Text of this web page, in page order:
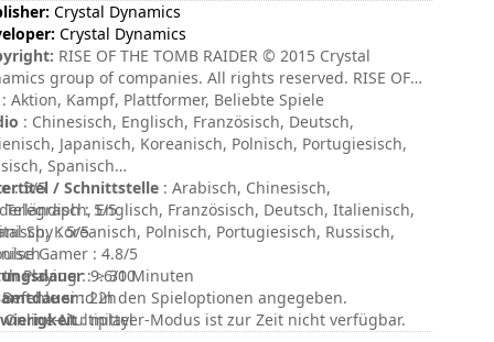
Crystal Dynamics
Crystal Dynamics
RISE OF THE TOMB RAIDER © 2015 Crystal
group of companies. All rights reserved. RISE OF
TOMB RAIDER, TOMB RAIDER, LARA CROFT, CRYSTAL
the CRYSTAL DYNAMICS logo, EIDOS, and the
logo are trademarks of the Crystal Dynamics and
Interactive Corp. group of companies.
: Aktion, Kampf, Plattformer, Beliebte Spiele
: Chinesisch, Englisch, Französisch, Deutsch,
Japanisch, Koreanisch, Polnisch, Portugiesisch,
Spanisch
/ Schnittstelle : Arabisch, Chinesisch,
Englisch, Französisch, Deutsch, Italienisch,
Koreanisch, Polnisch, Portugiesisch, Russisch,
: > 30 Minuten
: 22h
: mittel
: 5/5
Telegraph : 5/5
Spy : 5/5
Gamer : 4.8/5
Playing : 9.6/10
sind in den Spieloptionen angegeben.
Online-Multiplayer-Modus ist zur Zeit nicht verfügbar.